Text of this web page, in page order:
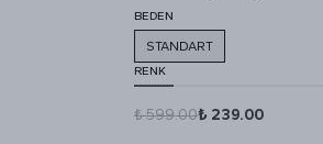
BEDEN
STANDART
RENK
₺ 599.00₺ 239.00